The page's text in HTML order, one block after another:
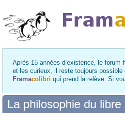
Après 15 années d’existence, le
et les curieux, il reste toujours
Framacolibri qui prend la relève. Si
La philosophie du libre